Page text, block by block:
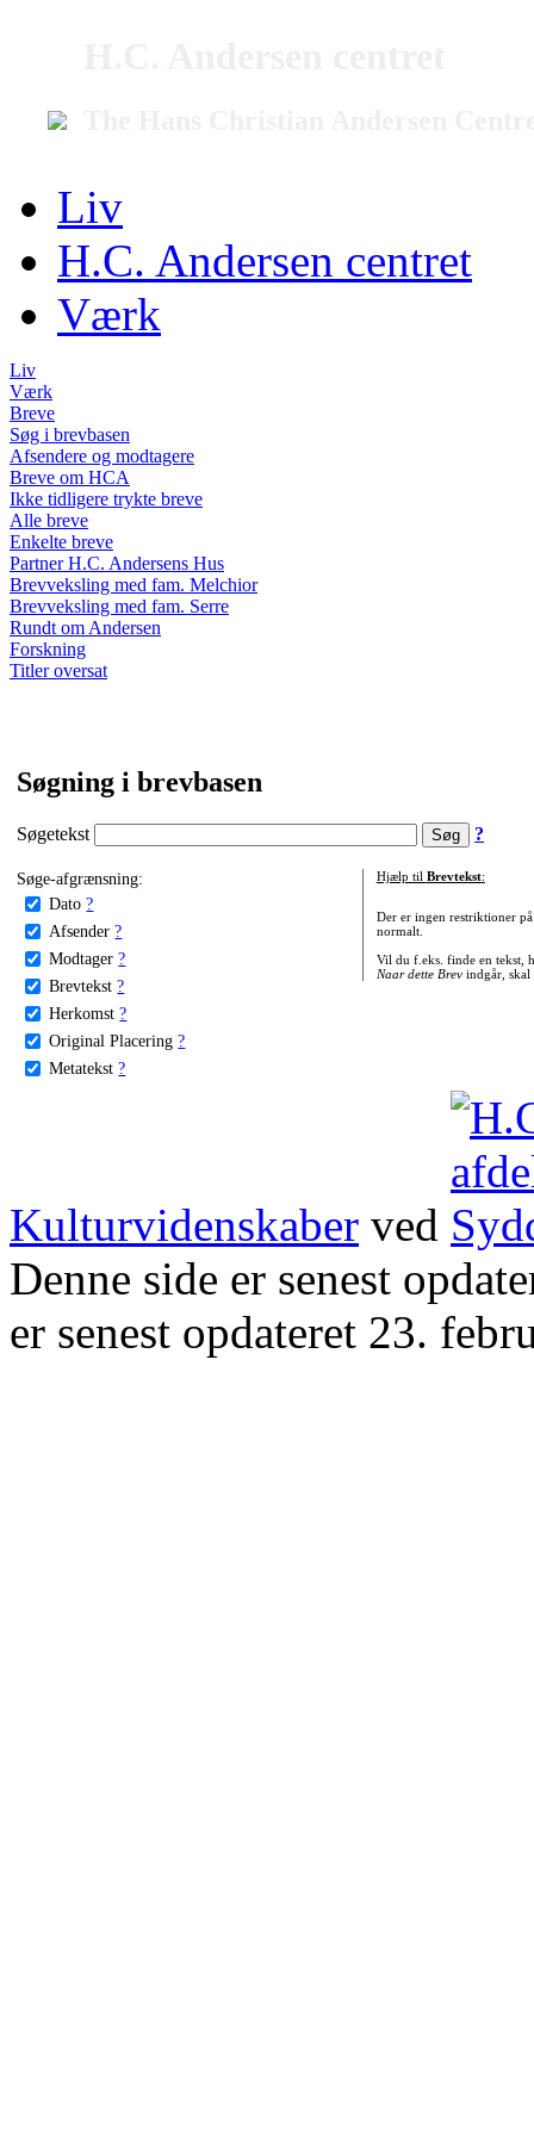
Liv
H.C. Andersen centret
Værk
Liv
Værk
Breve
Søg i brevbasen
Afsendere og modtagere
Breve om HCA
Ikke tidligere trykte breve
Alle breve
Enkelte breve
Partner H.C. Andersens Hus
Brevveksling med fam. Melchior
Brevveksling med fam. Serre
Rundt om Andersen
Forskning
Titler oversat
Søgning i brevbasen
Søgetekst ?
Søge-afgrænsning:
Dato ?
Afsender ?
Modtager ?
Brevtekst ?
Herkomst ?
Original Placering ?
Metatekst ?
Hjælp til Brevtekst:
Der er ingen restriktioner
normalt.
Vil du f.eks. finde en tekst,
Naar dette Brevindgår, skal
Kulturvidenskaber ved
Denne side er senest
er senest opdateret 23.